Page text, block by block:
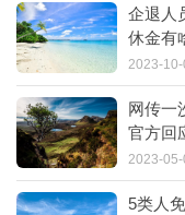
企退人
休金有
2023-10-
网传一
官方回
2023-05-
5类人